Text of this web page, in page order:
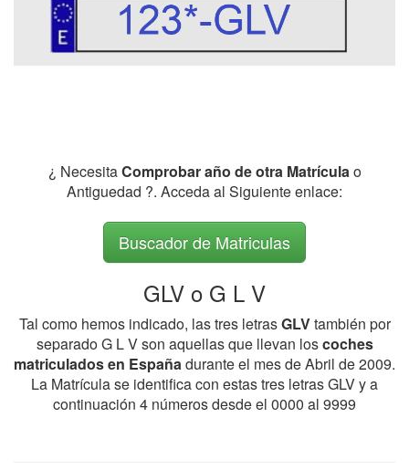
¿ NecesitaComprobar año de otra Matrículao
Antiguedad ?. Acceda al Siguiente enlace:
Buscador de Matriculas
GLV o G L V
Tal como hemos indicado, las tres letrasGLVtambién por
separado G L V son aquellas que llevan loscoches
matriculados en Españadurante el mes de Abril de 2009.
La Matrícula se identifica con estas tres letras GLV y a
continuación 4 números desde el 0000 al 9999